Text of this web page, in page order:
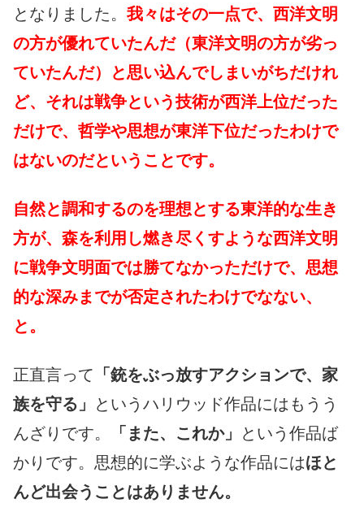
となりました。 我々はその一点で、西洋文明
の方が優れていたんだ（東洋文明の方が劣っ
ていたんだ）と思い込んでしまいがちだけれ
ど、それは戦争という技術が西洋上位だった
だけで、哲学や思想が東洋下位だったわけで
はないのだということです。
自然と調和するのを理想とする東洋的な生き
方が、森を利用し燃き尽くすような西洋文明
に戦争文明面では勝てなかっただけで、思想
的な深みまでが否定されたわけでなない、
と。
正直言って 「銃をぶっ放すアクションで、家
族を守る」
というハリウッド作品にはもうう
んざりです。
「また、これか」
という作品ば
かりです。思想的に学ぶような作品にはほと
んど出会うことはありません。